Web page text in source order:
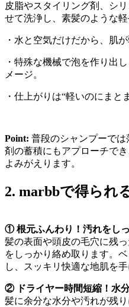
皮脂やスタイリング剤、シ
せて洗浄し、素髪のような
・水と空気だけだから、肌
・特殊な機械で泡を作り出
メージ。
・仕上がりは“軽いのにまと
Point: 普段のシャンプーで
剤の蓄積にもアプローチで
よみがえります。
2. marbbで得られ
① 根元ふんわり！汚れをし
髪の表面や頭皮の毛穴に残
をしっかり絡め取ります。
し、スッキリ快適な地肌を手
② ドライヤー時間短縮！水
髪に余分な水分や汚れが残